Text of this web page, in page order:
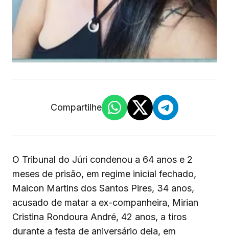
Compartilhe
O Tribunal do Júri condenou a 64 anos e 2
meses de prisão, em regime inicial fechado,
Maicon Martins dos Santos Pires, 34 anos,
acusado de matar a ex-companheira, Mirian
Cristina Rondoura André, 42 anos, a tiros
durante a festa de aniversário dela, em